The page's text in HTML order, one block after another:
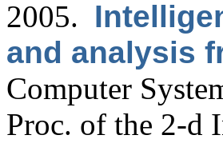
2005.
and analysis
Computer
Proc. of the 2-d